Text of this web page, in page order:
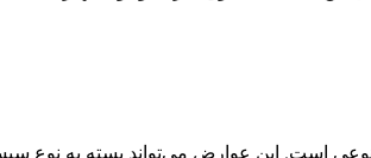
است. این عوارض می‌تواند بسته به نوع